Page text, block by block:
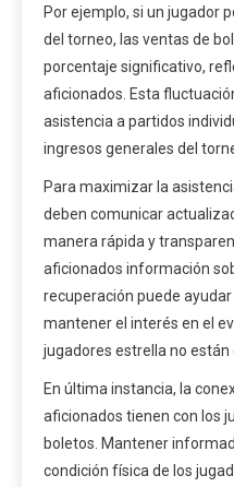
Por ejemplo, si un jugador
del torneo, las ventas de
porcentaje significativo,
aficionados. Esta
asistencia a partidos
ingresos generales del
Para maximizar la
deben comunicar
manera rápida y
aficionados información
recuperación puede
mantener el interés en el
jugadores estrella no están
En última instancia, la
aficionados tienen con los
boletos. Mantener
condición física de los